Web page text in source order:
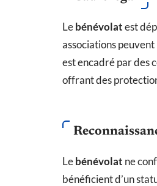
Lebénévolatest
associations
est encadré par des
offrant des
Lebénévolat ne
bénéficient d’un